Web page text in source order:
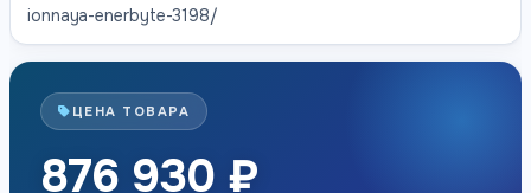
ionnaya-enerbyte-3198/
ЦЕНА ТОВАРА
876 930 ₽